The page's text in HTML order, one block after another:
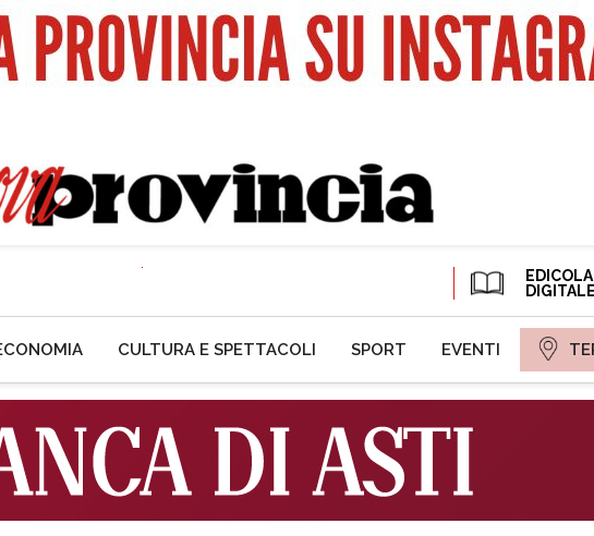
EDICOLA
DIGITALE
CULTURA E SPETTACOLI SPORT EVENTI